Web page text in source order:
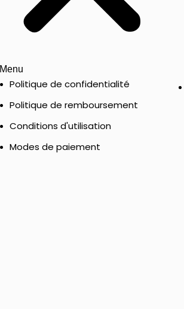
Menu
Politique de confidentialité
Politique de remboursement
Conditions d'utilisation
Modes de paiement